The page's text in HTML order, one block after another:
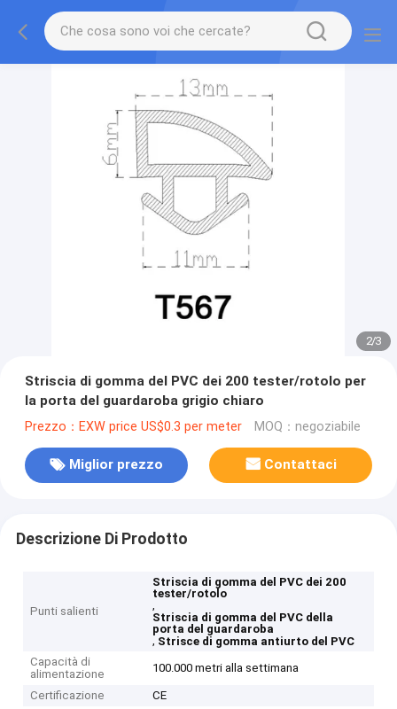
2/3
Striscia di gomma del PVC dei 200 tester/rotolo per
la porta del guardaroba grigio chiaro
Prezzo：EXW price US$0.3 per meter MOQ：negoziabile
Miglior prezzo Contattaci
Descrizione Di Prodotto
Punti salienti
Striscia di gomma del PVC dei 200
tester/rotolo
,
Striscia di gomma del PVC della
porta del guardaroba
, Strisce di gomma antiurto del PVC
Capacità di
alimentazione
100.000 metri alla settimana
Certificazione CE